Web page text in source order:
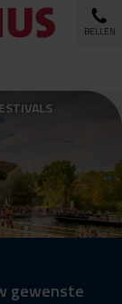
BELLEN
gewenste